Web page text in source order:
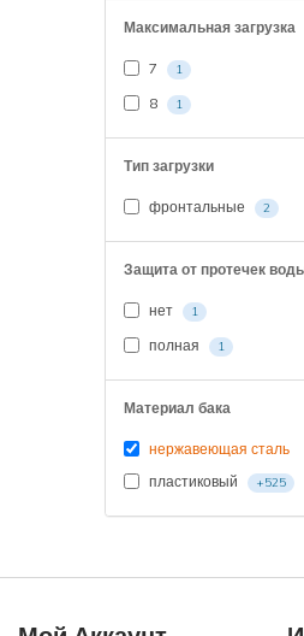
Максимальная загрузка
7 1
8 1
Тип загрузки
фронтальные 2
Защита от протечек
нет 1
полная 1
Материал бака
нержавеющая сталь
пластиковый
+525